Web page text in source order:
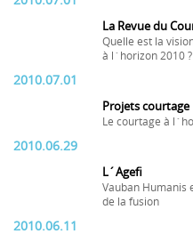
La Revue du
Quelle est la
à l´horizon 2010 ?
2010.07.01
Projets courtage
Le courtage à
2010.06.29
L´Agefi
Vauban Humanis
de la fusion
2010.06.11